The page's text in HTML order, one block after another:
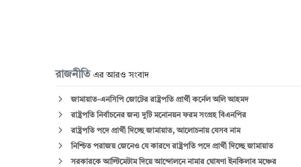
রাজনীতি এর আরও সংবাদ
জামায়াত-এনসিপি জোটের রাষ্ট্রপতি প্রার্থী কর্নেল অলি আহমদ
রাষ্ট্রপতি নির্বাচনের জন্য দুটি মনোনয়ন ফরম সংগ্রহ বিএনপির
রাষ্ট্রপতি পদে প্রার্থী দিচ্ছে জামায়াত, আলোচনায় যেসব নাম
নিশ্চিত পরাজয় জেনেও যে কারণে রাষ্ট্রপতি পদে প্রার্থী দিচ্ছে জামায়াত
সরকারকে আল্টিমেটাম দিয়ে আন্দোলনে নামার ঘোষণা ইনকিলাব মঞ্চের